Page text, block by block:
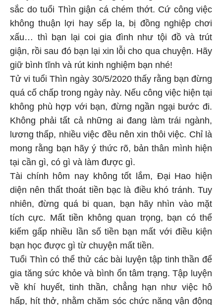
sắc do tuổi Thìn giận cá chém thớt. Cứ công việc
không thuận lợi hay sếp la, bị đồng nghiệp chơi
xấu… thì bạn lại coi gia đình như tội đồ và trút
giận, rồi sau đó bạn lại xin lỗi cho qua chuyện. Hãy
giữ bình tĩnh và rút kinh nghiệm bạn nhé!
Tử vi tuổi Thìn ngày 30/5/2020 thấy rằng bạn đừng
quá cố chấp trong ngày này. Nếu công việc hiện tại
không phù hợp với bạn, đừng ngần ngại bước đi.
Không phải tất cả những ai đang làm trái ngành,
lương thấp, nhiều việc đều nên xin thôi việc. Chỉ là
mong rằng bạn hãy ý thức rõ, bản thân mình hiện
tại cần gì, có gì và làm được gì.
Tài chính hôm nay không tốt lắm, Đại Hao hiện
diện nên thất thoát tiền bạc là điều khó tránh. Tuy
nhiên, đừng quá bi quan, bạn hãy nhìn vào mặt
tích cực. Mất tiền không quan trọng, bạn có thể
kiếm gấp nhiều lần số tiền bạn mất với điều kiện
bạn học được gì từ chuyện mất tiền.
Tuổi Thìn có thể thử các bài luyện tập tinh thần để
gia tăng sức khỏe và bình ổn tâm trạng. Tập luyện
về khí huyết, tinh thần, chẳng hạn như việc hô
hấp, hít thở, nhằm chăm sóc chức năng vận động